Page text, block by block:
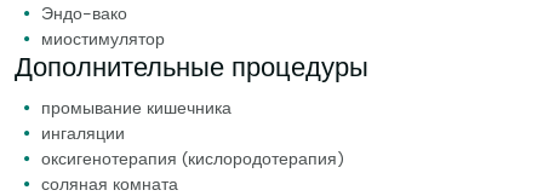
Эндо-вако
миостимулятор
Дополнительные процедуры
промывание кишечника
ингаляции
оксигенотерапия (кислородотерапия)
соляная комната